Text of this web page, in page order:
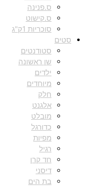
ס.פנינה
ס.קישוט
סוכריות 1ק"ג
סטים
סטודנטים
שן ראשונה
ילדים
מיוחדים
חלק
אלגנט
מובלט
כדורגל
מפיות
רגיל
חד קרן
דיסני
בת הים